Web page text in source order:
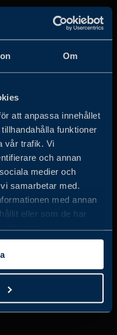
Om
att anpassa innehållet
funktioner
vår trafik. Vi
och annan
medier och
samarbetar med.
med annan
eller som de har
tjänster.
svenska företag att
företag att